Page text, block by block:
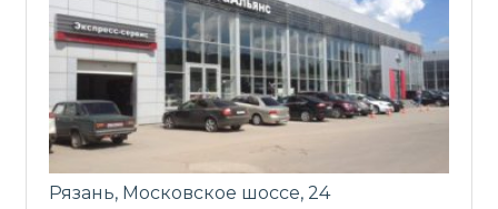
Рязань, Московское шоссе, 24